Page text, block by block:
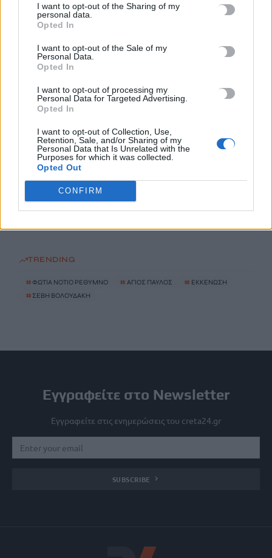
I want to opt-out of the Sharing of my
personal data.
Opted In
I want to opt-out of the Sale of my
Personal Data.
Opted In
I want to opt-out of processing my
Personal Data for Targeted Advertising.
Opted In
I want to opt-out of Collection, Use,
Retention, Sale, and/or Sharing of my
Personal Data that Is Unrelated with the
Purposes for which it was collected.
Opted Out
CONFIRM
7 Αυγούστου, 2026
Τροχαίο στις Σέρρες: Βίντεο σοκ από τη στιγμή της σφοδρής
σύγκρουσης του αυτοκινήτου με φορτηγό -Νεκροί μητέρα και
7 Αυγούστου, 2026
μηνύματα Δήμα – Ταχιάου για το μεγάλο έργο
7 Αυγούστου, 2026
Εξιχνιάστηκαν δύο εμπρησμοί στον Μυλοπόταμο –
Δικογραφία σε βάρος δύο ανδρών
7 Αυγούστου, 2026
TRENDING
#ΦΩΤΙΑ ΝΟΤΙΟ ΡΕΘΥΜΝΟ # ΑΓΙΟΣ ΠΑΥΛΟΣ # ΕΚΚΕΝΩΣΗ
# ΣΕΒΗ ΒΟΛΟΥΔΑΚΗ
Εγγραφείτε στο Newsletter
Εγγραφείτε στις ενημερώσεις του creta24.gr
SUBSCRIBE